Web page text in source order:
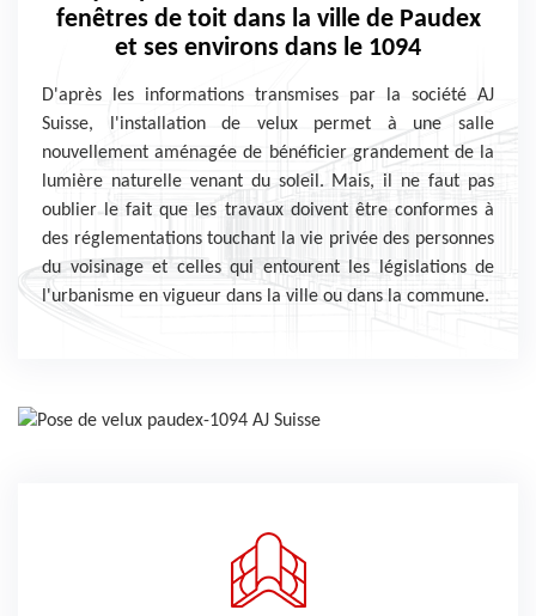
fenêtres de toit dans la ville de Paudex
et ses environs dans le 1094
D'après les informations transmises par la société AJ
Suisse, l'installation de velux permet à une salle
nouvellement aménagée de bénéficier grandement de la
lumière naturelle venant du soleil. Mais, il ne faut pas
oublier le fait que les travaux doivent être conformes à
des réglementations touchant la vie privée des personnes
du voisinage et celles qui entourent les législations de
l'urbanisme en vigueur dans la ville ou dans la commune.